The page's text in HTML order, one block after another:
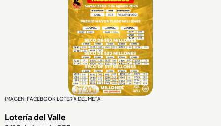
IMAGEN: FACEBOOK LOTERÍA DEL META
Lotería del Valle